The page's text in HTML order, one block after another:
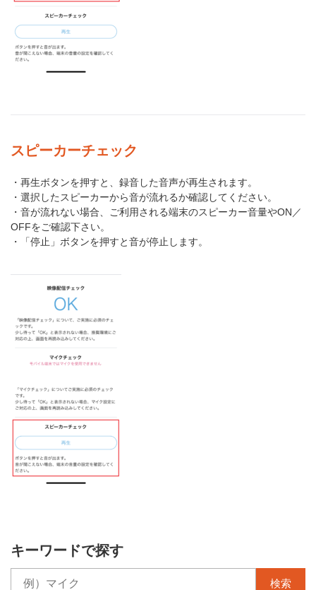
キーワードで探す
検索
スピーカーチェック
・再生ボタンを押すと、録音した音声が再生されます。
・選択したスピーカーから音が流れるか確認してください。
・音が流れない場合、ご利用される端末のスピーカー音量やON／
OFFをご確認下さい。
・「停止」ボタンを押すと音が停止します。